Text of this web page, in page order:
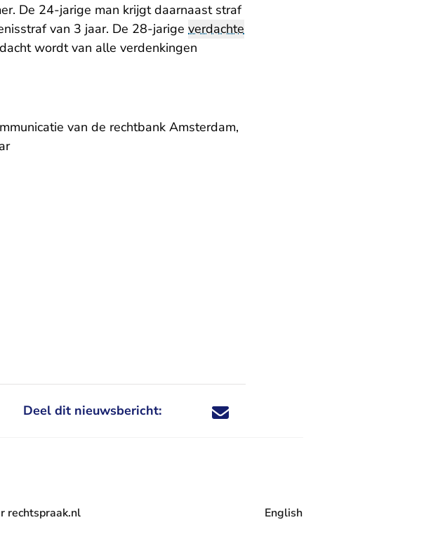
De 24-jarige man krijgt daarnaast straf
van 3 jaar. De 28-jarige verdachte
wordt van alle verdenkingen
van de rechtbank Amsterdam,
Deel dit nieuwsbericht: Deel dit nieuwsbericht via X - U verlaat
Deel dit nieuwsbericht via Facebook - U
Deel dit nieuwsbericht via e-mail
Deel dit nieuwsbericht via LinkedIn - U
rechtspraak.nl English